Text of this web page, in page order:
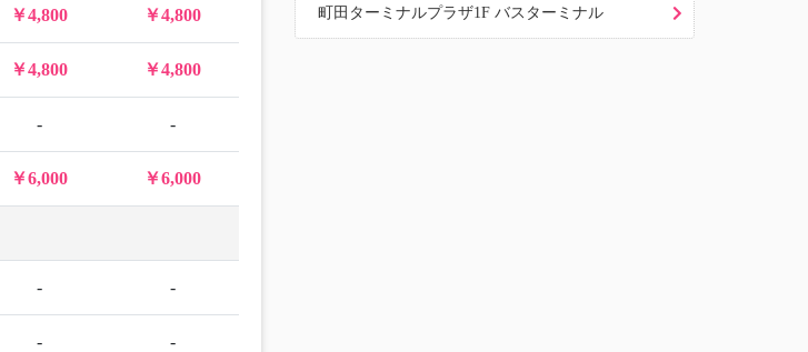
￥4,800 ￥4,800
￥4,800 ￥4,800
- -
￥6,000 ￥6,000
- -
- -
町田ターミナルプラザ1F バスターミナル